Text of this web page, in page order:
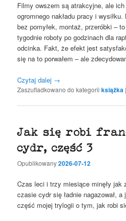
Filmy owszem są atrakcyjne, ale
ogromnego nakładu pracy i
bez pomyłek, montaż, przeróbki –
tygodnie roboty po godzinach dla
odcinka. Fakt, że efekt jest
się na to porwałem – ale
Czytaj dalej →
Zaszufladkowano do kategorii książka |
Jak się robi
cydr, część 3
Opublikowany2026-07-12
Czas leci i trzy miesiące minęły jak
czasie cydr się ładnie nagazował,
część mojej trylogii o tym, jak robi